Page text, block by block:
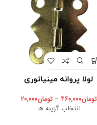
لولا پروانه مینیاتوری
تومان460,000
– تومان20,000
انتخاب گزینه ها